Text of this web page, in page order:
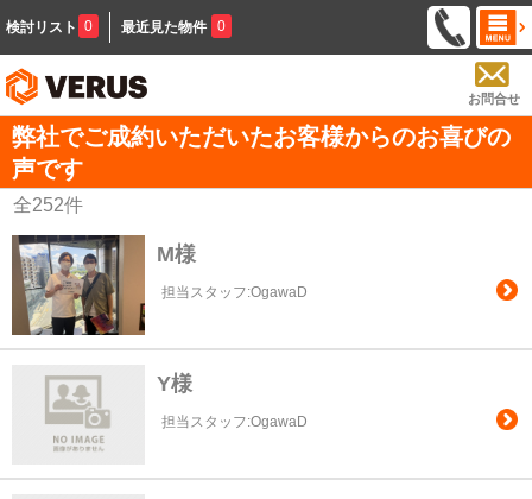
検討リスト 0 最近見た物件 0
お問合せ
弊社でご成約いただいたお客様からのお喜びの
声です
全252件
M様
担当スタッフ:OgawaD
Y様
担当スタッフ:OgawaD